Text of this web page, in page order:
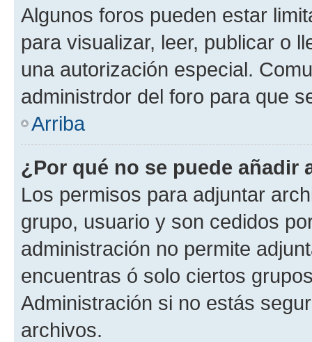
Algunos foros pueden estar
para visualizar, leer, publicar o
una autorización especial.
administrdor del foro para que
Arriba
¿Por qué no se puede añadir
Los permisos para adjuntar
grupo, usuario y son cedidos
administración no permite
encuentras ó solo ciertos
Administración si no estás
archivos.